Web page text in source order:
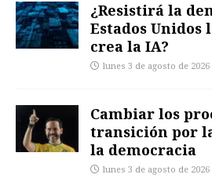
¿Resistirá la
Estados Unidos
crea la IA?
lunes 3 de agosto de 2026
Cambiar los
transición por
la democracia
lunes 3 de agosto de 2026